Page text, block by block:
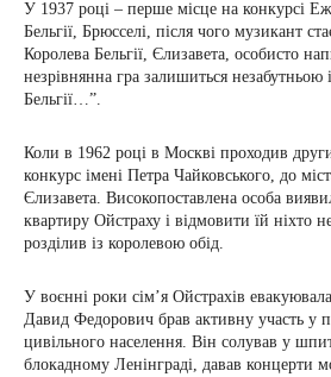
У 1937 році – перше місце на конкурсі
Бельгії, Брюсселі, після чого музикант
Королева Бельгії, Єлизавета, особисто
незрівнянна гра залишиться незабутньою
Бельгії…”.
Коли в 1962 році в Москві проходив
конкурс імені Петра Чайковського, до
Єлизавета. Високопоставлена ​​особа
квартиру Ойстраху і відмовити їй ніхто
розділив із королевою обід.
У воєнні роки сім’я Ойстрахів
Давид Федорович брав активну участь у
цивільного населення. Він солував у
блокадному Ленінграді, давав концерти